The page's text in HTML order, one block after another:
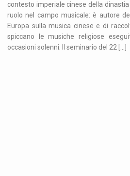
contesto imperiale cinese della
ruolo nel campo musicale: è autore
Europa sulla musica cinese e di
spiccano le musiche religiose
occasioni solenni. Il seminario del 22 […]